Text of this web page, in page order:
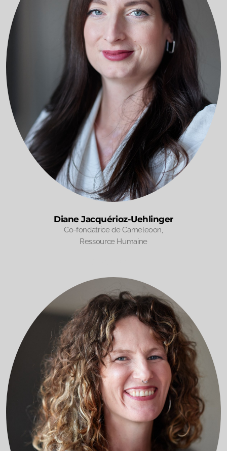
Diane Jacquérioz-Uehlinger
Co-fondatrice de Cameleoon,
Ressource Humaine